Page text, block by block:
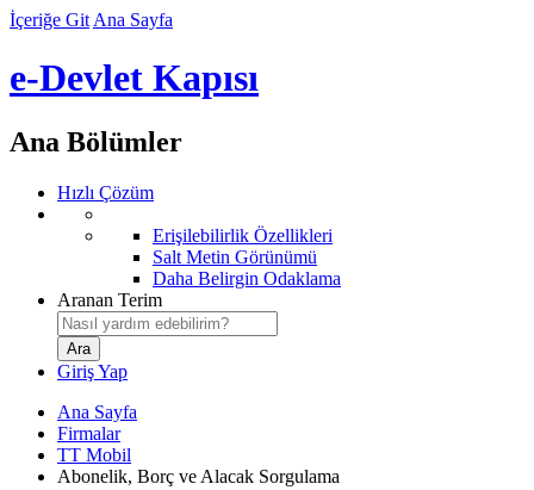
İçeriğe Git Ana Sayfa
e-Devlet Kapısı
Ana Bölümler
Hızlı Çözüm
Erişilebilirlik Özellikleri
Salt Metin Görünümü
Daha Belirgin Odaklama
Aranan Terim
Giriş Yap
Ana Sayfa
Firmalar
TT Mobil
Abonelik, Borç ve Alacak Sorgulama